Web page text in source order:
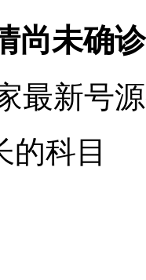
尚未确
最新号
的科目